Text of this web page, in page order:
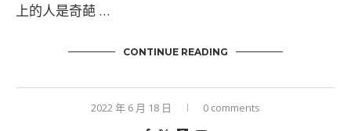
上的人是奇葩 …
CONTINUE READING
2022 年 6 月 18 日 0 comments